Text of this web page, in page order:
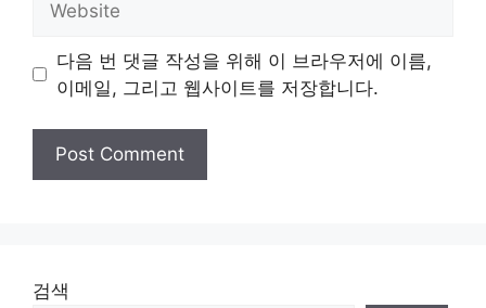
다음 번 댓글 작성을 위해 이 브라우저에 이름,
이메일, 그리고 웹사이트를 저장합니다.
검색